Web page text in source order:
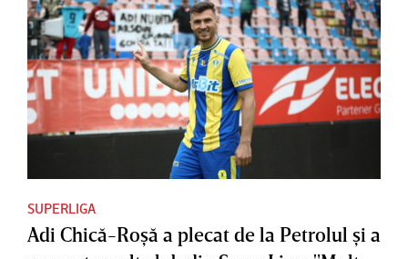
SUPERLIGA
Adi Chică-Roşă a plecat de la Petrolul şi a